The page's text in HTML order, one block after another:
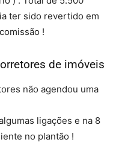
ter sido revertido em
!
de imóveis
não agendou uma
ligações e na 8
no plantão !